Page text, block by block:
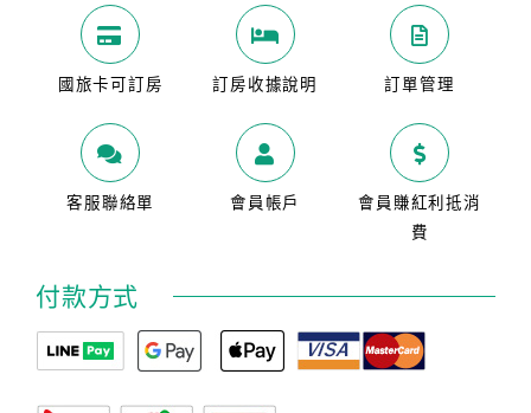
國旅卡可訂房 訂房收據說明 訂單管理
客服聯絡單 會員帳戶
會員賺紅利抵消
費
付款方式